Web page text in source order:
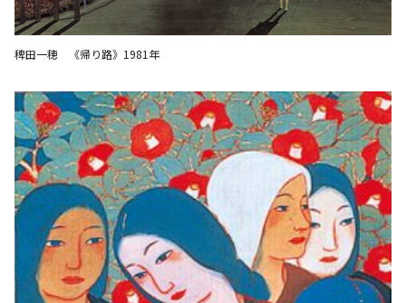
稗田一穂 《帰り路》1981年